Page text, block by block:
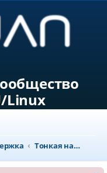
Linux
Тонкая настройка системы